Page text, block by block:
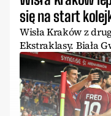
się na start
Wisła Kraków z
Ekstraklasy. Biała